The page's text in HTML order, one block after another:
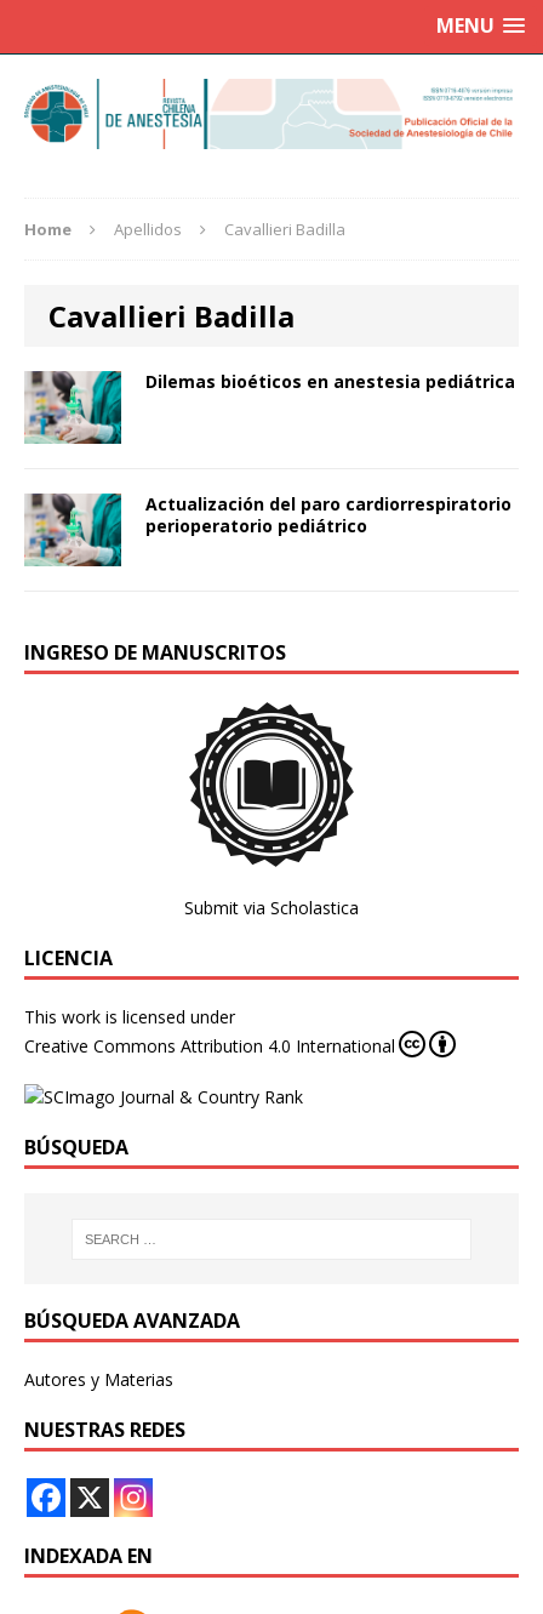
MENU
Home Apellidos Cavallieri Badilla
Cavallieri Badilla
Dilemas bioéticos en anestesia pediátrica
Actualización del paro cardiorrespiratorio
perioperatorio pediátrico
INGRESO DE MANUSCRITOS
Submit via Scholastica
LICENCIA
This work is licensed under
Creative Commons Attribution 4.0 International
BÚSQUEDA
BÚSQUEDA AVANZADA
Autores y Materias
NUESTRAS REDES
INDEXADA EN